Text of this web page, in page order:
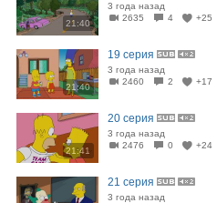
21:40
3 года назад
2635
4 +25
21:40
19 серия
3 года назад
2460
2 +17
21:41
20 серия
3 года назад
2476
0 +24
21 серия
3 года назад